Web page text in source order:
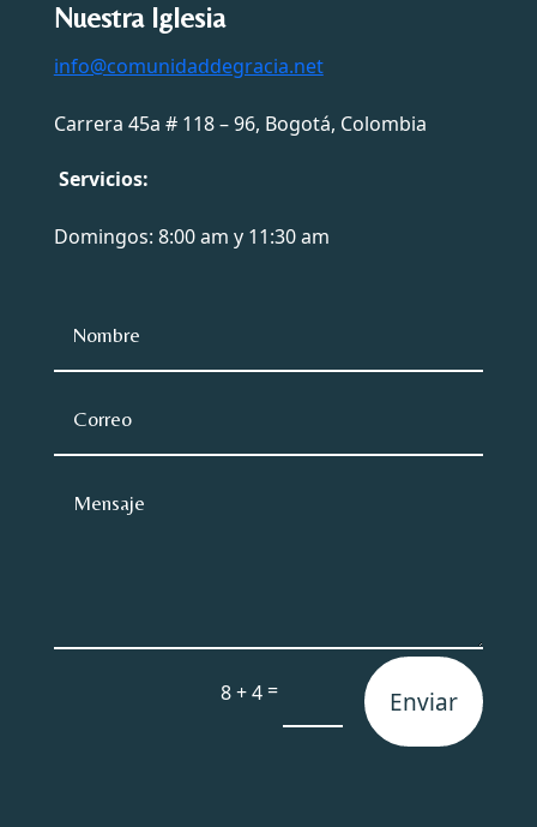
Nuestra Iglesia
info@comunidaddegracia.net
Carrera 45a # 118 – 96, Bogotá, Colombia
Servicios:
Domingos: 8:00 am y 11:30 am
8 + 4= Enviar